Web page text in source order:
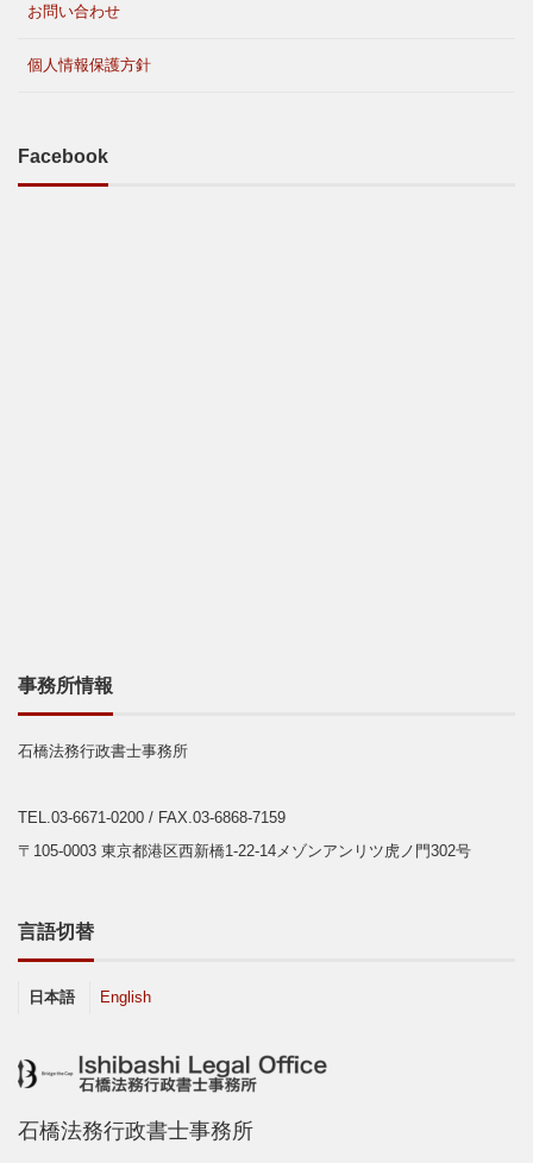
お問い合わせ
個人情報保護方針
Facebook
事務所情報
石橋法務行政書士事務所
TEL.03-6671-0200 / FAX.03-6868-7159
〒105-0003 東京都港区西新橋1-22-14メゾンアンリツ虎ノ門302号
言語切替
日本語 English
石橋法務行政書士事務所